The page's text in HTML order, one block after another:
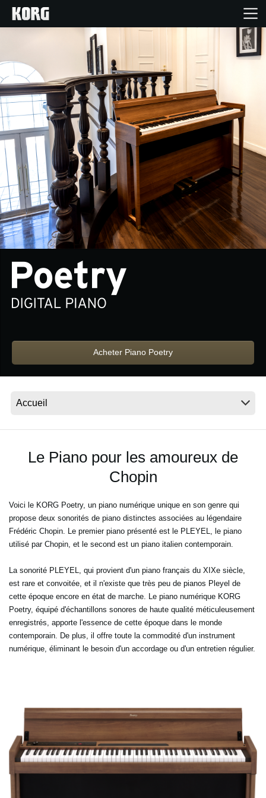
Produits
Extras
Evénements
Support
Où acheter ?
News
Lieu
A propos de Korg
Acheter Piano Poetry
Le Piano pour les amoureux de
Chopin
Voici le KORG Poetry, un piano numérique unique en son genre qui
propose deux sonorités de piano distinctes associées au légendaire
Frédéric Chopin. Le premier piano présenté est le PLEYEL, le piano
utilisé par Chopin, et le second est un piano italien contemporain.
La sonorité PLEYEL, qui provient d'un piano français du XIXe siècle,
est rare et convoitée, et il n'existe que très peu de pianos Pleyel de
cette époque encore en état de marche. Le piano numérique KORG
Poetry, équipé d'échantillons sonores de haute qualité méticuleusement
enregistrés, apporte l'essence de cette époque dans le monde
contemporain. De plus, il offre toute la commodité d'un instrument
numérique, éliminant le besoin d'un accordage ou d'un entretien régulier.